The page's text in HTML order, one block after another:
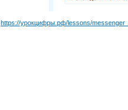
https://урокцифры.рф/lessons/messenger